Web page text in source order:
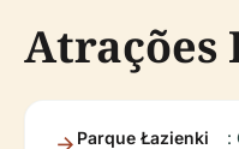
Atrações
Parque Łazienki
: